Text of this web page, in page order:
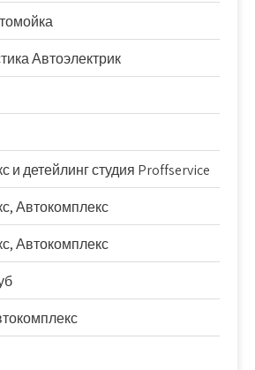
Автоэлектрик
и детейлинг студия Proffservice
Автокомплекс
Автокомплекс